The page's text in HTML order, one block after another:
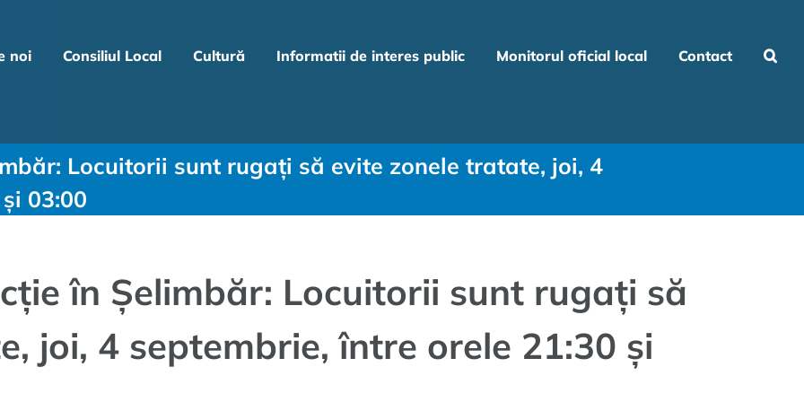
noi Consiliul Local Cultură Informatii de interes public Monitorul oficial local Contact
Locuitorii sunt rugați să evite zonele tratate, joi, 4
03:00
în Șelimbăr: Locuitorii sunt rugați să
joi, 4 septembrie, între orele 21:30 și